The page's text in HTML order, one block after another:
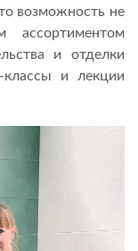
возможность не
ассортиментом
и отделки
и лекции